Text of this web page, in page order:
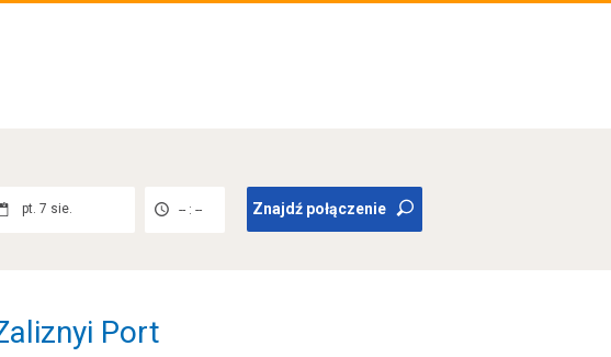
pt. 7 sie. -- : -- Znajdź połączenie
Port